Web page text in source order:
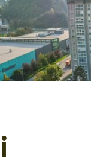
Medobčinsko
Za mlade in